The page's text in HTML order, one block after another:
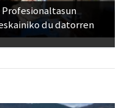
du datorren